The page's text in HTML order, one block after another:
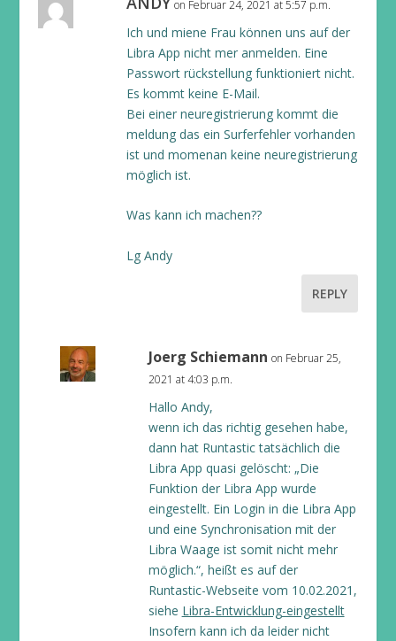
on Februar 24, 2021 at 5:57 p.m.
Ich und miene Frau können uns auf der
Libra App nicht mer anmelden. Eine
Passwort rückstellung funktioniert nicht.
Es kommt keine E-Mail.
Bei einer neuregistrierung kommt die
meldung das ein Surferfehler vorhanden
ist und momenan keine neuregistrierung
möglich ist.
Was kann ich machen??
Lg Andy
REPLY
Joerg Schiemann on Februar 25,
2021 at 4:03 p.m.
Hallo Andy,
wenn ich das richtig gesehen habe,
dann hat Runtastic tatsächlich die
Libra App quasi gelöscht: „Die
Funktion der Libra App wurde
eingestellt. Ein Login in die Libra App
und eine Synchronisation mit der
Libra Waage ist somit nicht mehr
möglich.“, heißt es auf der
Runtastic-Webseite vom 10.02.2021,
siehe Libra-Entwicklung-eingestellt
Insofern kann ich da leider nicht